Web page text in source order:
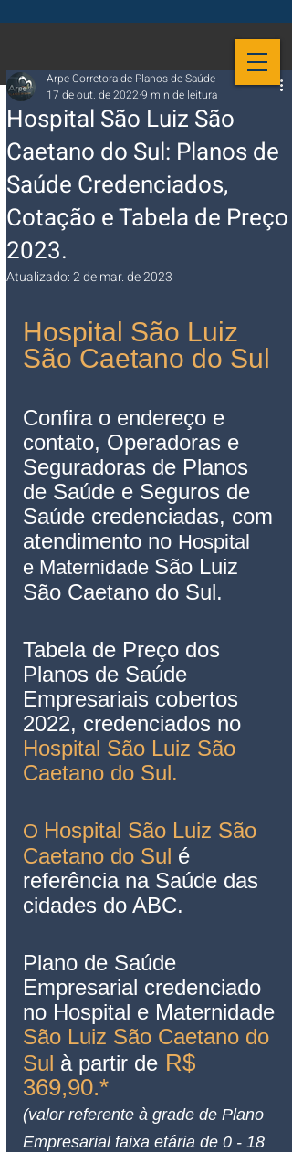
Hospital São Luiz São
Caetano do Sul: Planos de
Saúde Credenciados,
Cotação e Tabela de Preço
2023.
Arpe Corretora de Planos de Saúde
17 de out. de 2022 9 min de leitura
Atualizado:2 de mar. de 2023
Hospital São Luiz
São Caetano do Sul
Confira o endereço e
contato, Operadoras e
Seguradoras de Planos
de Saúde e Seguros de
Saúde credenciadas, com
atendimento no Hospital
e Maternidade São Luiz
São Caetano do Sul.
Tabela de Preço dos
Planos de Saúde
Empresariais cobertos
2022, credenciados no
Hospital São Luiz São
Caetano do Sul.
O Hospital São Luiz São
Caetano do Sul é
referência na Saúde das
cidades do ABC.
Plano de Saúde
Empresarial credenciado
no Hospital e Maternidade
São Luiz São Caetano do
Sul à partir de R$
369,90.*
(valor referente à grade de Plano
Empresarial faixa etária de 0 - 18